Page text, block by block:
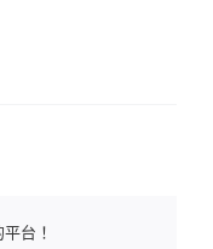
台！